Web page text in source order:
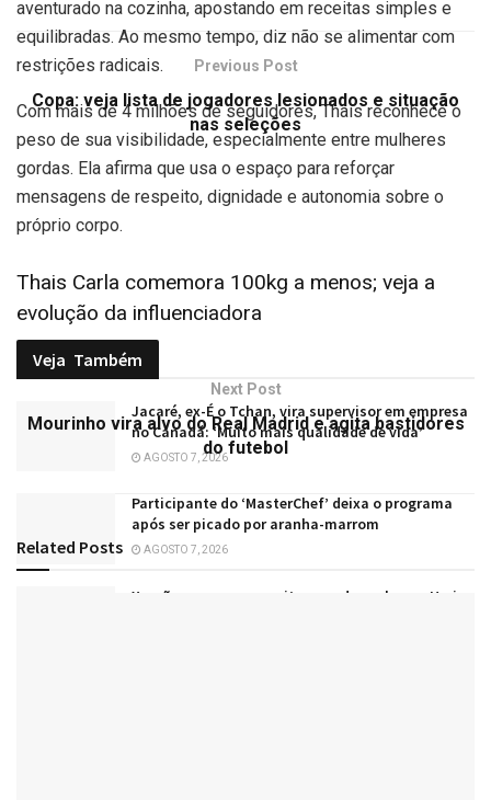
aventurado na cozinha, apostando em receitas simples e
equilibradas. Ao mesmo tempo, diz não se alimentar com
restrições radicais.
Com mais de 4 milhões de seguidores, Thais reconhece o
peso de sua visibilidade, especialmente entre mulheres
gordas. Ela afirma que usa o espaço para reforçar
mensagens de respeito, dignidade e autonomia sobre o
próprio corpo.
Thais Carla comemora 100kg a menos; veja a
evolução da influenciadora
Veja Também
Jacaré, ex-É o Tchan, vira supervisor em empresa
no Canadá: ‘Muito mais qualidade de vida’
AGOSTO 7, 2026
Participante do ‘MasterChef’ deixa o programa
após ser picado por aranha-marrom
AGOSTO 7, 2026
Xamã comemora convite para dar aulas na Uerj
Previous Post
Copa: veja lista de jogadores lesionados e situação
nas seleções
Next Post
Mourinho vira alvo do Real Madrid e agita bastidores
do futebol
Related Posts